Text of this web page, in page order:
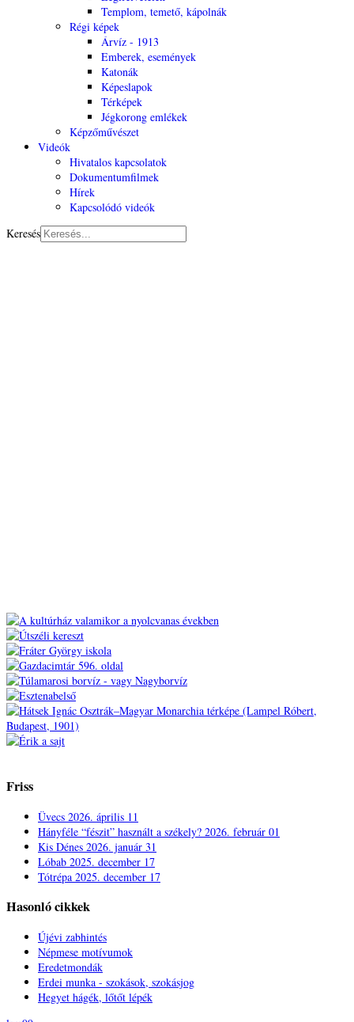
Templom, temető, kápolnák
Régi képek
Árvíz - 1913
Emberek, események
Katonák
Képeslapok
Térképek
Jégkorong emlékek
Képzőművészet
Videók
Hivatalos kapcsolatok
Dokumentumfilmek
Hírek
Kapcsolódó videók
Keresés
Friss
Üvecs 2026. április 11
Hányféle “fészit” használt a székely? 2026. február 01
Kis Dénes 2026. január 31
Lóbab 2025. december 17
Tótrépa 2025. december 17
Hasonló cikkek
Újévi zabhintés
Népmese motívumok
Eredetmondák
Erdei munka - szokások, szokásjog
Hegyet hágék, lőtőt lépék